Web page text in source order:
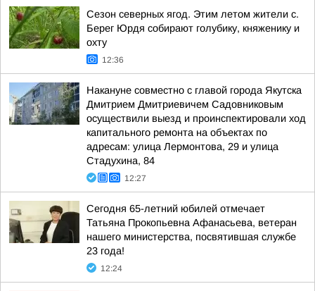
Сезон северных ягод. Этим летом жители с.
Берег Юрдя собирают голубику, княженику и
охту
12:36
Накануне совместно с главой города Якутска
Дмитрием Дмитриевичем Садовниковым
осуществили выезд и проинспектировали ход
капитального ремонта на объектах по
адресам: улица Лермонтова, 29 и улица
Стадухина, 84
12:27
Сегодня 65-летний юбилей отмечает
Татьяна Прокопьевна Афанасьева, ветеран
нашего министерства, посвятившая службе
23 года!
12:24